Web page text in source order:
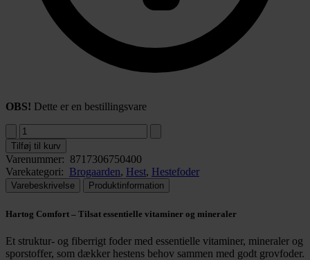
OBS! Dette er en bestillingsvare
Tilføj til kurv
Varenummer: 8717306750400
Varekategori: Brogaarden, Hest, Hestefoder
Varebeskrivelse Produktinformation
Hartog Comfort – Tilsat essentielle vitaminer og mineraler
Et struktur- og fiberrigt foder med essentielle vitaminer, mineraler og
sporstoffer, som dækker hestens behov sammen med godt grovfoder.